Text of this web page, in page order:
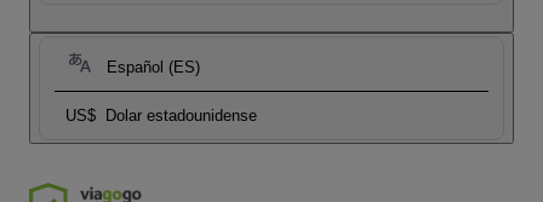
Español (ES)
US$ Dolar estadounidense